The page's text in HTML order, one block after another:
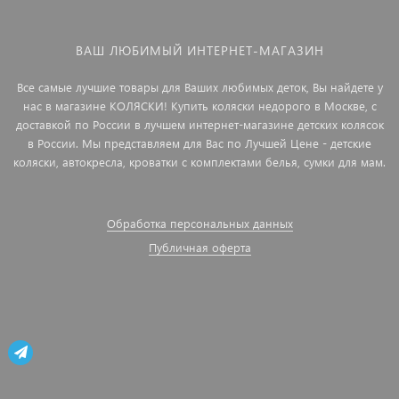
ВАШ ЛЮБИМЫЙ ИНТЕРНЕТ-МАГАЗИН
Все самые лучшие товары для Ваших любимых деток, Вы найдете у
нас в магазине КОЛЯСКИ! Купить коляски недорого в Москве, с
доставкой по России в лучшем интернет-магазине детских колясок
в России. Мы представляем для Вас по Лучшей Цене - детские
коляски, автокресла, кроватки с комплектами белья, сумки для мам.
Обработка персональных данных
Публичная оферта